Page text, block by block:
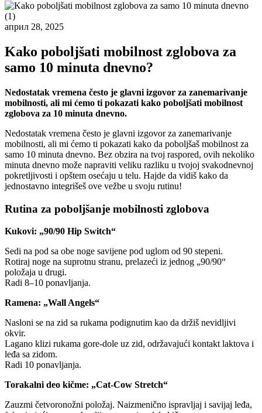
април 28, 2025
Kako poboljšati mobilnost zglobova za
samo 10 minuta dnevno?
Nedostatak vremena često je glavni izgovor za zanemarivanje
mobilnosti, ali mi ćemo ti pokazati kako poboljšati mobilnost
zglobova za 10 minuta dnevno.
Nedostatak vremena često je glavni izgovor za zanemarivanje
mobilnosti, ali mi ćemo ti pokazati kako da poboljšaš mobilnost za
samo 10 minuta dnevno. Bez obzira na tvoj raspored, ovih nekoliko
minuta dnevno može napraviti veliku razliku u tvojoj svakodnevnoj
pokretljivosti i opštem osećaju u telu. Hajde da vidiš kako da
jednostavno integrišeš ove vežbe u svoju rutinu!
Rutina za poboljšanje mobilnosti zglobova
Kukovi: „90/90 Hip Switch“
Sedi na pod sa obe noge savijene pod uglom od 90 stepeni.
Rotiraj noge na suprotnu stranu, prelazeći iz jednog „90/90“
položaja u drugi.
Radi 8–10 ponavljanja.
Ramena: „Wall Angels“
Nasloni se na zid sa rukama podignutim kao da držiš nevidljivi
okvir.
Lagano klizi rukama gore-dole uz zid, održavajući kontakt laktova i
leđa sa zidom.
Radi 10 ponavljanja.
Torakalni deo kičme: „Cat-Cow Stretch“
Zauzmi četvoronožni položaj. Naizmenično ispravljaj i savijaj leđa,